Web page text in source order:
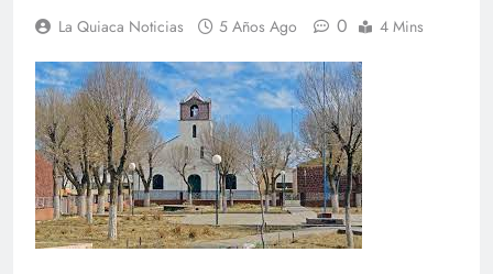
La Quiaca Noticias 5 Años Ago 0 4 Mins